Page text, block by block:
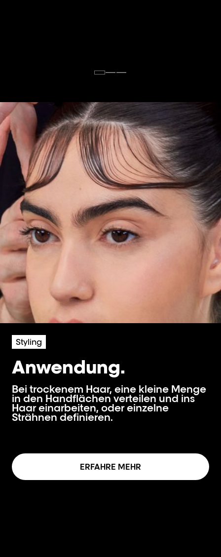
Styling
Anwendung.
Bei trockenem Haar, eine kleine Menge
in den Handflächen verteilen und ins
Haar einarbeiten, oder einzelne
Strähnen definieren.
ERFAHRE MEHR